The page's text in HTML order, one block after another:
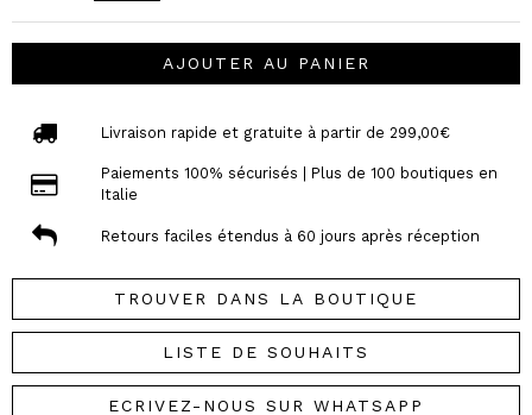
AJOUTER AU PANIER
Livraison rapide et gratuite à partir de 299,00€
Paiements 100% sécurisés | Plus de 100 boutiques en
Italie
Retours faciles étendus à 60 jours après réception
TROUVER DANS LA BOUTIQUE
LISTE DE SOUHAITS
ECRIVEZ-NOUS SUR WHATSAPP